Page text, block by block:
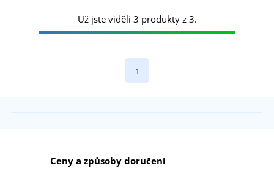
Už jste viděli 3 produkty z 3.
1
Ceny a způsoby doručení